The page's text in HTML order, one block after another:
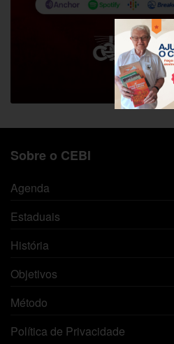
Sobre o CEBI
Agenda
Estaduais
História
Objetivos
Método
Política de Privacidade